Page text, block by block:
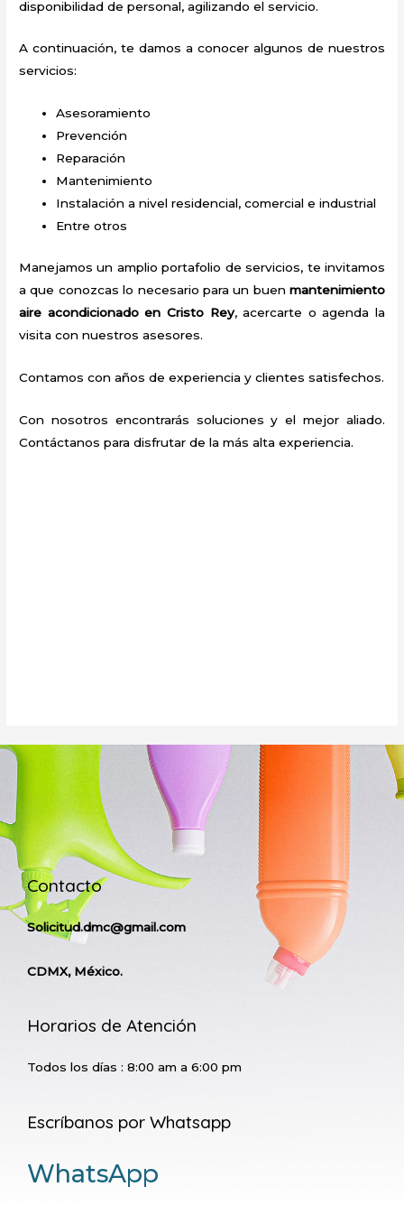
disponibilidad de personal, agilizando el servicio.
A continuación, te damos a conocer algunos de nuestros
servicios:
Asesoramiento
Prevención
Reparación
Mantenimiento
Instalación a nivel residencial, comercial e industrial
Entre otros
Manejamos un amplio portafolio de servicios, te invitamos
a que conozcas lo necesario para un buen mantenimiento
aire acondicionado en Cristo Rey, acercarte o agenda la
visita con nuestros asesores.
Contamos con años de experiencia y clientes satisfechos.
Con nosotros encontrarás soluciones y el mejor aliado.
Contáctanos para disfrutar de la más alta experiencia.
Contacto
Solicitud.dmc@gmail.com
CDMX, México.
Horarios de Atención
Todos los días : 8:00 am a 6:00 pm
Escríbanos por Whatsapp
WhatsApp